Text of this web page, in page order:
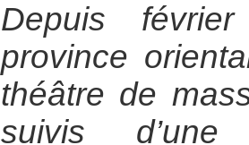
Depuis
province
théâtre de
suivis d’une